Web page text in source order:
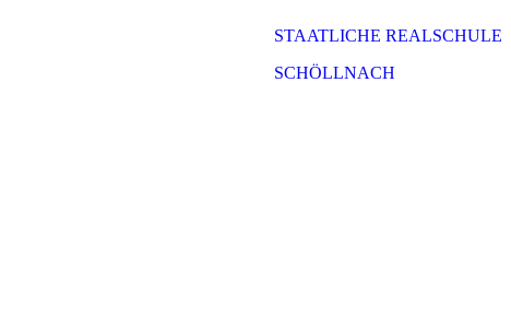
STAATLICHE REALSCHULE
SCHÖLLNACH